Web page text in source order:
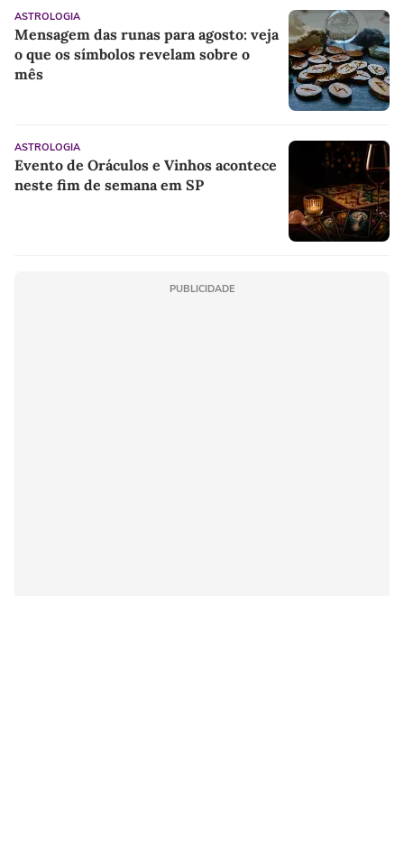
ASTROLOGIA
Mensagem das runas para agosto: veja
o que os símbolos revelam sobre o
mês
ASTROLOGIA
Evento de Oráculos e Vinhos acontece
neste fim de semana em SP
PUBLICIDADE